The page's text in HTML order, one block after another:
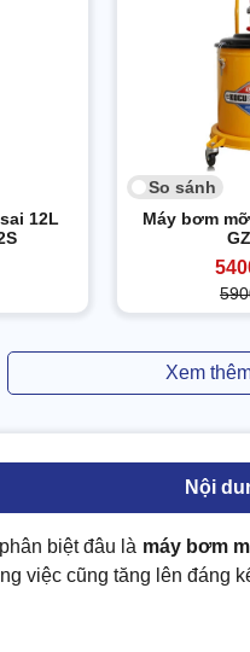
12L
So sánh
Máy bơm
Xem
Nội
biệt đâu là máy bơm
việc cũng tăng lên đáng